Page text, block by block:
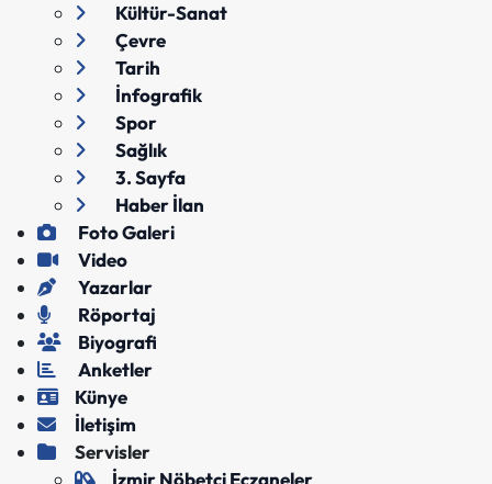
Kültür-Sanat
Çevre
Tarih
İnfografik
Spor
Sağlık
3. Sayfa
Haber İlan
Foto Galeri
Video
Yazarlar
Röportaj
Biyografi
Anketler
Künye
İletişim
Servisler
İzmir Nöbetçi Eczaneler